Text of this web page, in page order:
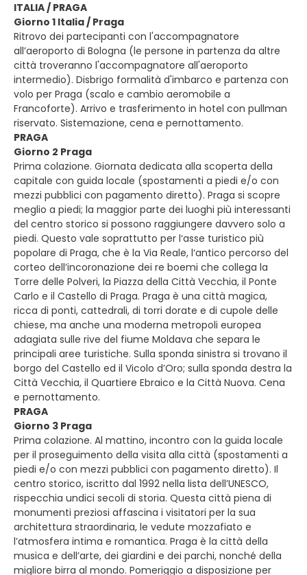
ITALIA / PRAGA
Giorno 1 Italia / Praga
Ritrovo dei partecipanti con l'accompagnatore
all’aeroporto di Bologna (le persone in partenza da altre
città troveranno l'accompagnatore all'aeroporto
intermedio). Disbrigo formalità d'imbarco e partenza con
volo per Praga (scalo e cambio aeromobile a
Francoforte). Arrivo e trasferimento in hotel con pullman
riservato. Sistemazione, cena e pernottamento.
PRAGA
Giorno 2 Praga
Prima colazione. Giornata dedicata alla scoperta della
capitale con guida locale (spostamenti a piedi e/o con
mezzi pubblici con pagamento diretto). Praga si scopre
meglio a piedi; la maggior parte dei luoghi più interessanti
del centro storico si possono raggiungere davvero solo a
piedi. Questo vale soprattutto per l‘asse turistico più
popolare di Praga, che è la Via Reale, l‘antico percorso del
corteo dell’incoronazione dei re boemi che collega la
Torre delle Polveri, la Piazza della Città Vecchia, il Ponte
Carlo e il Castello di Praga. Praga è una città magica,
ricca di ponti, cattedrali, di torri dorate e di cupole delle
chiese, ma anche una moderna metropoli europea
adagiata sulle rive del fiume Moldava che separa le
principali aree turistiche. Sulla sponda sinistra si trovano il
borgo del Castello ed il Vicolo d’Oro; sulla sponda destra la
Città Vecchia, il Quartiere Ebraico e la Città Nuova. Cena
e pernottamento.
PRAGA
Giorno 3 Praga
Prima colazione. Al mattino, incontro con la guida locale
per il proseguimento della visita alla città (spostamenti a
piedi e/o con mezzi pubblici con pagamento diretto). Il
centro storico, iscritto dal 1992 nella lista dell’UNESCO,
rispecchia undici secoli di storia. Questa città piena di
monumenti preziosi affascina i visitatori per la sua
architettura straordinaria, le vedute mozzafiato e
l’atmosfera intima e romantica. Praga è la città della
musica e dell’arte, dei giardini e dei parchi, nonché della
migliore birra al mondo. Pomeriggio a disposizione per